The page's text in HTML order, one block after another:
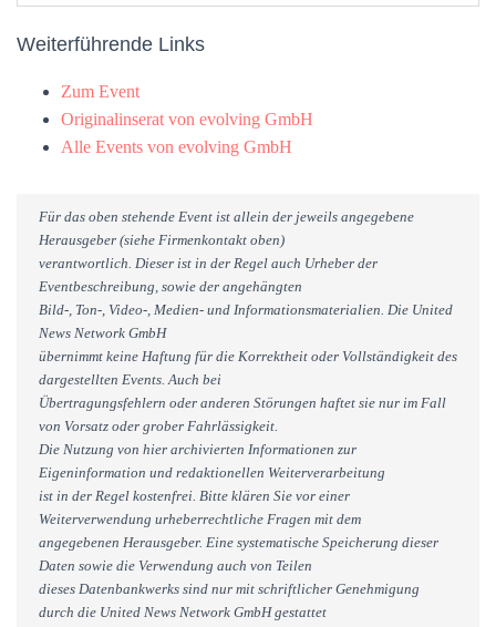
Weiterführende Links
Zum Event
Originalinserat von evolving GmbH
Alle Events von evolving GmbH
Für das oben stehende Event ist allein der jeweils angegebene
Herausgeber (siehe Firmenkontakt oben)
verantwortlich. Dieser ist in der Regel auch Urheber der
Eventbeschreibung, sowie der angehängten
Bild-, Ton-, Video-, Medien- und Informationsmaterialien. Die United
News Network GmbH
übernimmt keine Haftung für die Korrektheit oder Vollständigkeit des
dargestellten Events. Auch bei
Übertragungsfehlern oder anderen Störungen haftet sie nur im Fall
von Vorsatz oder grober Fahrlässigkeit.
Die Nutzung von hier archivierten Informationen zur
Eigeninformation und redaktionellen Weiterverarbeitung
ist in der Regel kostenfrei. Bitte klären Sie vor einer
Weiterverwendung urheberrechtliche Fragen mit dem
angegebenen Herausgeber. Eine systematische Speicherung dieser
Daten sowie die Verwendung auch von Teilen
dieses Datenbankwerks sind nur mit schriftlicher Genehmigung
durch die United News Network GmbH gestattet